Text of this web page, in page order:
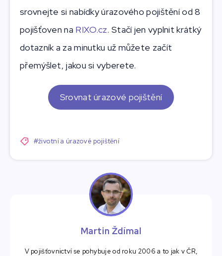
srovnejte si nabídky úrazového pojištění od 8
pojišťoven na RIXO.cz. Stačí jen vyplnit krátký
dotazník a za minutku už můžete začít
přemýšlet, jakou si vyberete.
Srovnat úrazové pojištění
#životní a úrazové pojištění
Martin Ždímal
V pojišťovnictví se pohybuje od roku 2006 a to jak v ČR,